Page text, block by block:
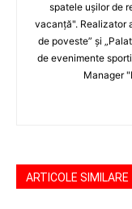
spatele uşilor de
vacanţă". Realizator
de poveste” şi
de evenimente
Manager
ARTICOLE SIMILARE